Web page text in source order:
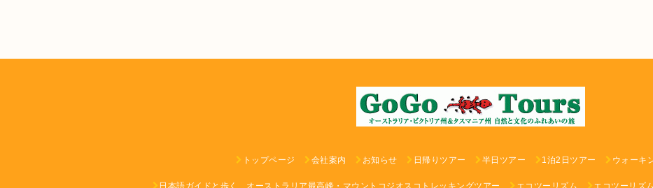
トップページ 会社案内 お知らせ 日帰りツアー 半日ツアー 1泊2日ツアー ウォーキ
日本語ガイドと歩く、オーストラリア最高峰・マウントコジオスコトレッキングツアー エコツーリズム エコツーリズ